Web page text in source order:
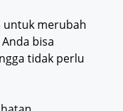
untuk merubah
bisa
tidak perlu